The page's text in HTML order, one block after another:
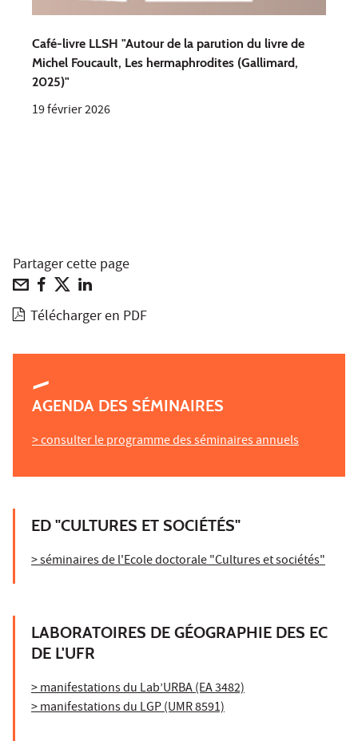
Café-livre LLSH "Autour de la parution du livre de
Michel Foucault, Les hermaphrodites (Gallimard,
2025)"
19 février 2026
Partager cette page
Télécharger en PDF
AGENDA DES SÉMINAIRES
> consulter le programme des séminaires annuels
ED "CULTURES ET SOCIÉTÉS"
> séminaires de l'Ecole doctorale "Cultures et sociétés"
LABORATOIRES DE GÉOGRAPHIE DES EC
DE L'UFR
> manifestations du Lab’URBA (EA 3482)
> manifestations du LGP (UMR 8591)